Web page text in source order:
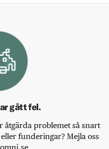
gått fel.
problemet så snart
funderingar? Mejla oss